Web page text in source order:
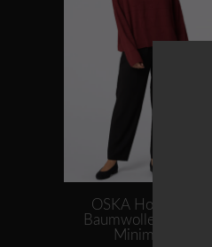
OSKA Hose 447 /
Baumwolle-Viskose /
Minimuster